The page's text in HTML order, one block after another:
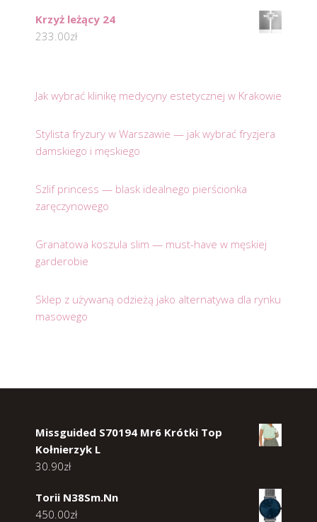
Krzyż leżący 24
233.00zł
Jak wybrać klinikę medycyny estetycznej w Krakowie
Stylista fryzury w Warszawie — jak wybrać fryzjera
damskiego i męskiego
Szlif princess — blask idealnego pierścionka
zaręczynowego
Granatowa koszula slim — must-have w męskiej
garderobie
Sklep z używaną odzieżą jako alternatywa dla rynku
masowego
Missguided S70194 Mr6 Krótki Top
Kołnierzyk L
30.90zł
Torii N38Sm.Nn
450.00zł